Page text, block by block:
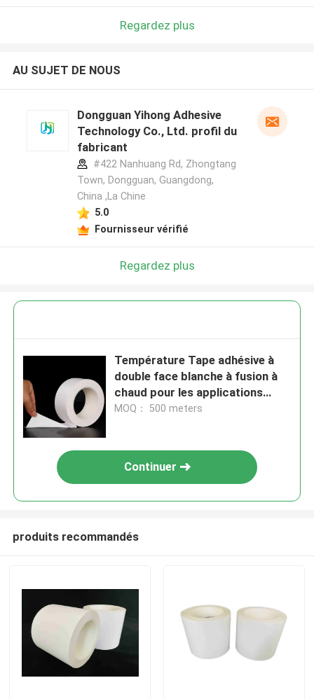
Regardez plus
AU SUJET DE NOUS
Dongguan Yihong Adhesive
Technology Co., Ltd. profil du
fabricant
#422 Nanhuang Rd, Zhongtang
Town, Dongguan, Guangdong,
China ,La Chine
5.0
Fournisseur vérifié
Regardez plus
Température Tape adhésive à
double face blanche à fusion à
chaud pour les applications
thermiques à 300 ° F
MOQ： 500 meters
Continuer
produits recommandés